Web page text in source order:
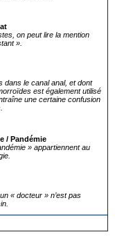
on peut lire la mention
».
le canal anal, et dont
est également utilisé
une certaine confusion
/ Pandémie
» appartiennent au
« docteur » n’est pas